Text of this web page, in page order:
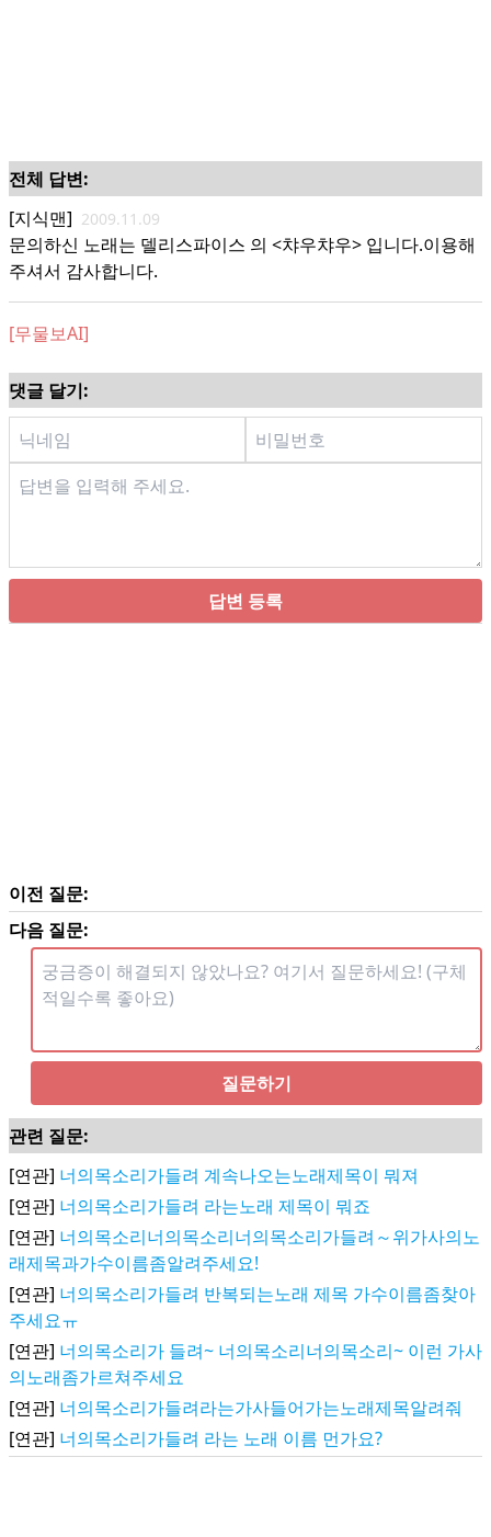
전체 답변:
[지식맨] 2009.11.09
문의하신 노래는 델리스파이스 의 <챠우챠우> 입니다.이용해
주셔서 감사합니다.
[무물보AI]
댓글 달기:
답변 등록
이전 질문:
다음 질문:
질문하기
관련 질문:
[연관] 너의목소리가들려 계속나오는노래제목이 뭐져
[연관] 너의목소리가들려 라는노래 제목이 뭐죠
[연관] 너의목소리너의목소리너의목소리가들려～위가사의노
래제목과가수이름좀알려주세요!
[연관] 너의목소리가들려 반복되는노래 제목 가수이름좀찾아
주세요ㅠ
[연관] 너의목소리가 들려~ 너의목소리너의목소리~ 이런 가사
의노래좀가르쳐주세요
[연관] 너의목소리가들려라는가사들어가는노래제목알려줘
[연관] 너의목소리가들려 라는 노래 이름 먼가요?